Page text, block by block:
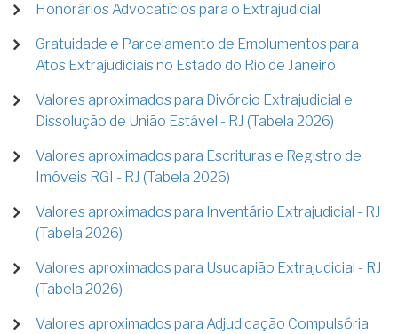
Honorários Advocatícios para o Extrajudicial
Gratuidade e Parcelamento de Emolumentos para
Atos Extrajudiciais no Estado do Rio de Janeiro
Valores aproximados para Divórcio Extrajudicial e
Dissolução de União Estável - RJ (Tabela 2026)
Valores aproximados para Escrituras e Registro de
Imóveis RGI - RJ (Tabela 2026)
Valores aproximados para Inventário Extrajudicial - RJ
(Tabela 2026)
Valores aproximados para Usucapião Extrajudicial - RJ
(Tabela 2026)
Valores aproximados para Adjudicação Compulsória